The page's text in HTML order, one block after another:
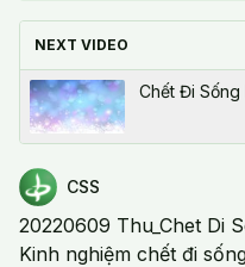
NEXT VIDEO
Chết Đi
CSS
20220609 Thu_Chet Di
Kinh nghiệm chết đi